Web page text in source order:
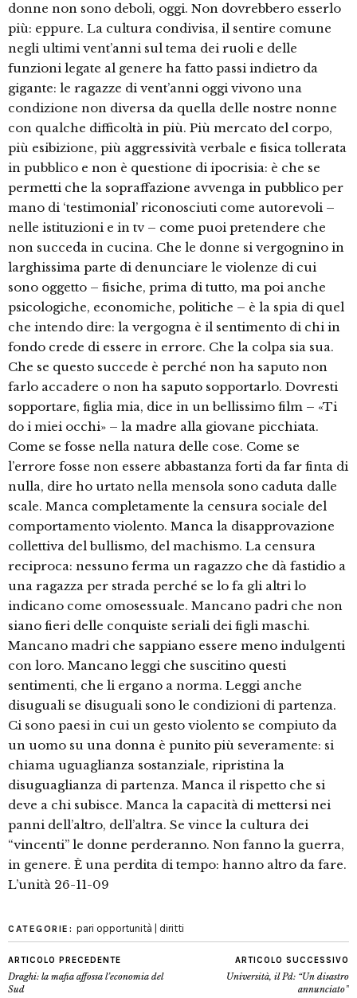
donne non sono deboli, oggi. Non dovrebbero esserlo
più: eppure. La cultura condivisa, il sentire comune
negli ultimi vent’anni sul tema dei ruoli e delle
funzioni legate al genere ha fatto passi indietro da
gigante: le ragazze di vent’anni oggi vivono una
condizione non diversa da quella delle nostre nonne
con qualche difficoltà in più. Più mercato del corpo,
più esibizione, più aggressività verbale e fisica tollerata
in pubblico e non è questione di ipocrisia: è che se
permetti che la sopraffazione avvenga in pubblico per
mano di ‘testimonial’ riconosciuti come autorevoli –
nelle istituzioni e in tv – come puoi pretendere che
non succeda in cucina. Che le donne si vergognino in
larghissima parte di denunciare le violenze di cui
sono oggetto – fisiche, prima di tutto, ma poi anche
psicologiche, economiche, politiche – è la spia di quel
che intendo dire: la vergogna è il sentimento di chi in
fondo crede di essere in errore. Che la colpa sia sua.
Che se questo succede è perché non ha saputo non
farlo accadere o non ha saputo sopportarlo. Dovresti
sopportare, figlia mia, dice in un bellissimo film – «Ti
do i miei occhi» – la madre alla giovane picchiata.
Come se fosse nella natura delle cose. Come se
l’errore fosse non essere abbastanza forti da far finta di
nulla, dire ho urtato nella mensola sono caduta dalle
scale. Manca completamente la censura sociale del
comportamento violento. Manca la disapprovazione
collettiva del bullismo, del machismo. La censura
reciproca: nessuno ferma un ragazzo che dà fastidio a
una ragazza per strada perché se lo fa gli altri lo
indicano come omosessuale. Mancano padri che non
siano fieri delle conquiste seriali dei figli maschi.
Mancano madri che sappiano essere meno indulgenti
con loro. Mancano leggi che suscitino questi
sentimenti, che li ergano a norma. Leggi anche
disuguali se disuguali sono le condizioni di partenza.
Ci sono paesi in cui un gesto violento se compiuto da
un uomo su una donna è punito più severamente: si
chiama uguaglianza sostanziale, ripristina la
disuguaglianza di partenza. Manca il rispetto che si
deve a chi subisce. Manca la capacità di mettersi nei
panni dell’altro, dell’altra. Se vince la cultura dei
“vincenti” le donne perderanno. Non fanno la guerra,
in genere. È una perdita di tempo: hanno altro da fare.
L’unità 26-11-09
CATEGORIE: pari opportunità | diritti
ARTICOLO PRECEDENTE
Draghi: la mafia affossa l’economia del
Sud
ARTICOLO SUCCESSIVO
Università, il Pd: “Un disastro
annunciato”